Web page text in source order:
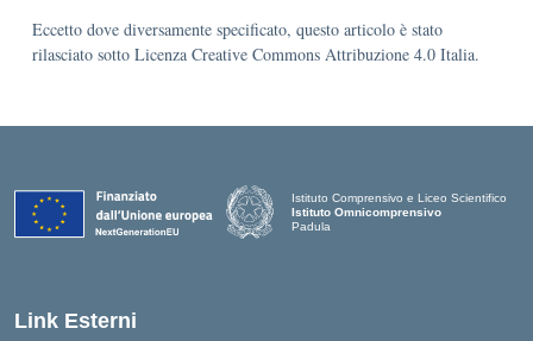
Eccetto dove diversamente specificato, questo articolo è stato
rilasciato sotto Licenza Creative Commons Attribuzione 4.0 Italia.
Istituto Comprensivo e Liceo Scientifico
Istituto Omnicomprensivo
Padula
Link Esterni